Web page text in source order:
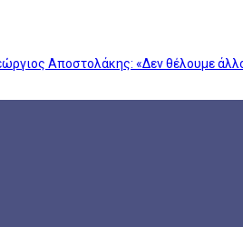
Αποστολάκης: «Δεν θέλουμε